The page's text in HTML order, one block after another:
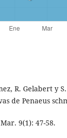
R. Gelabert y
de Penaeus
9(1): 47-58.